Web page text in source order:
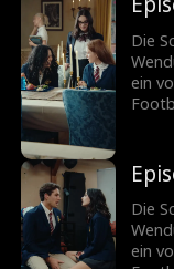
Die
ein
ihres
vor
Die
ein